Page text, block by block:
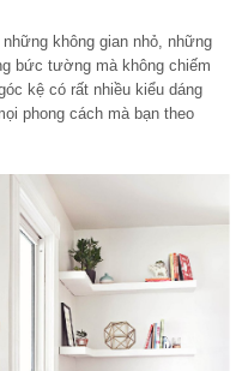
không gian nhỏ , những
bức tường mà không chiếm
kệ có rất nhiều kiểu dáng
phong cách mà bạn theo